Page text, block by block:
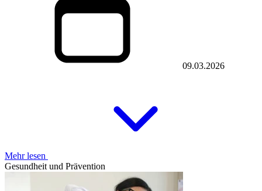
09.03.2026
Mehr lesen
Gesundheit und Prävention